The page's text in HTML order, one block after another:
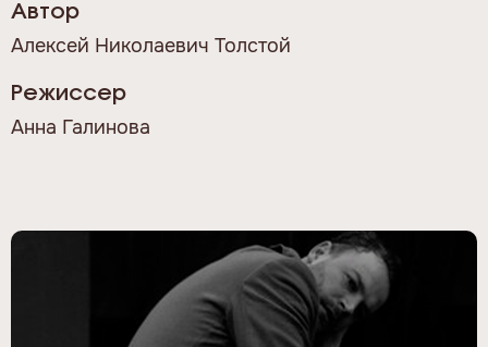
Автор
Алексей Николаевич Толстой
Режиссер
Анна Галинова